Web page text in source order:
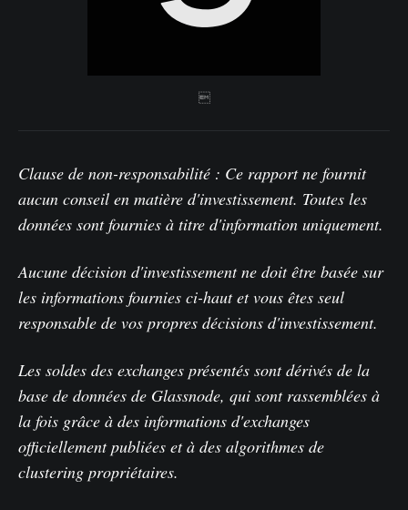

Clause de non-responsabilité : Ce rapport ne fournit
aucun conseil en matière d'investissement. Toutes les
données sont fournies à titre d'information uniquement.
Aucune décision d'investissement ne doit être basée sur
les informations fournies ci-haut et vous êtes seul
responsable de vos propres décisions d'investissement.
Les soldes des exchanges présentés sont dérivés de la
base de données de Glassnode, qui sont rassemblées à
la fois grâce à des informations d'exchanges
officiellement publiées et à des algorithmes de
clustering propriétaires.